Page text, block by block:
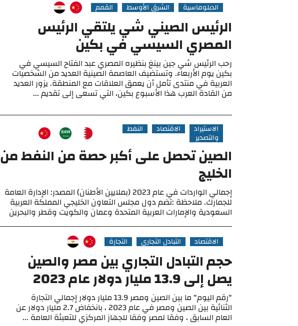
الدبلوماسية الشرق الأوسط القمم
الرئيس الصيني شي يلتقي الرئيس
المصري السيسي في بكين
رحب الرئيس شي جين بينغ بنظيره المصري عبد الفتاح السيسي في
بكين يوم الأربعاء. وتستضيف العاصمة الصينية العديد من الشخصيات
العربية في منتدى تأمل أن يعمق العلاقات مع المنطقة. يزور العديد
من القادة العرب هذا الأسبوع بكين، التي تسعى إلى تقديم ...
الاستيراد
والتصدير
الاقتصاد النفط
الصين تحصل على أكبر حصة من النفط من
الخليج
إجمالي الواردات في عام 2023 (بملايين الأطنان) المصدر: الإدارة العامة
للجمارك. ملاحظة :تضم دول مجلس التعاون الخليجي المملكة العربية
السعودية والإمارات العربية المتحدة وعمان والكويت وقطر والبحرين
الاقتصاد التبادل التجاري التجارة
حجم التبادل التجاري بين مصر والصين
يصل إلى 13.9 مليار دولار عام 2023
"رقم اليوم" ما بين الصين ومصر 13.9 مليار دولار إجمالي التجارة
الثنائية بين الصين ومصر في عام 2023 ، بانخفاض 2.7 مليار دولار عن
العام السابق ، وفقا لمصر وفقا للجهاز المركزي للتعبئة العامة ...